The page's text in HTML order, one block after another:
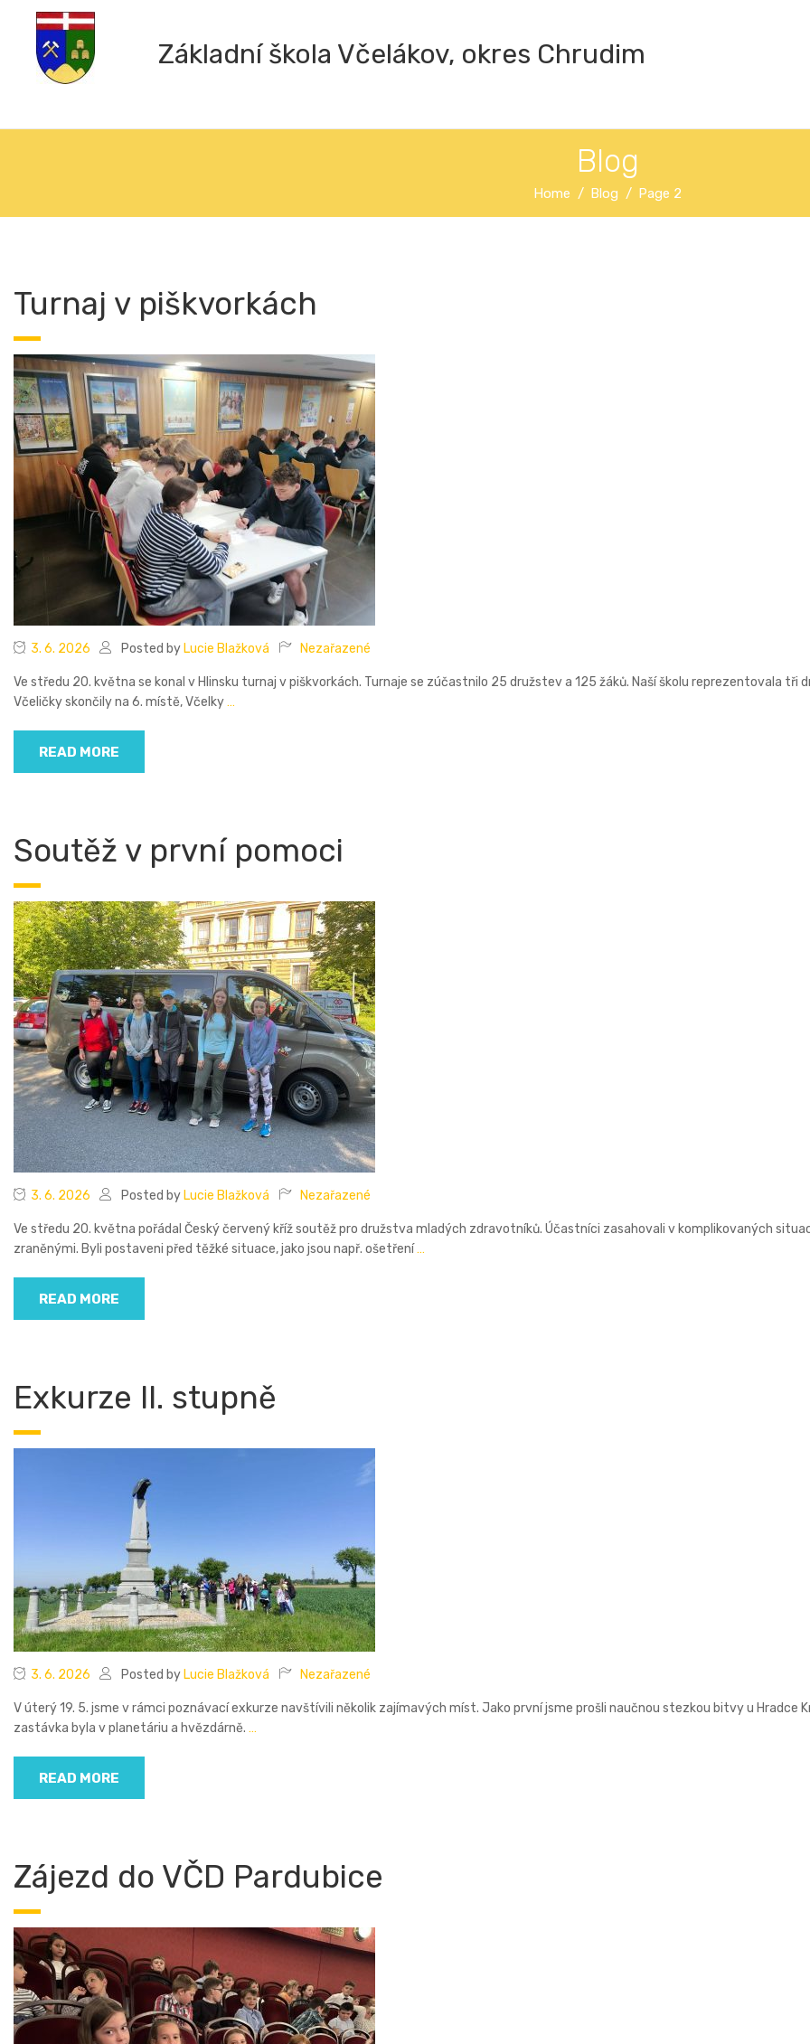
Základní škola Včelákov, okres Chrudim
Blog
Home Blog Page 2
Turnaj v piškvorkách
3. 6. 2026 Posted by Lucie Blažková Nezařazené
Ve středu 20. května se konal v Hlinsku turnaj v piškvorkách. Turnaje se zúčastnilo 25 družstev a 125 žáků. Naší školu reprezentovala tři
Včeličky skončily na 6. místě, Včelky…
READ MORE
Soutěž v první pomoci
3. 6. 2026 Posted by Lucie Blažková Nezařazené
Ve středu 20. května pořádal Český červený kříž soutěž pro družstva mladých zdravotníků. Účastníci zasahovali v komplikovaných
zraněnými. Byli postaveni před těžké situace, jako jsou např. ošetření…
READ MORE
Exkurze II. stupně
3. 6. 2026 Posted by Lucie Blažková Nezařazené
V úterý 19. 5. jsme v rámci poznávací exkurze navštívili několik zajímavých míst. Jako první jsme prošli naučnou stezkou bitvy u Hradce
zastávka byla v planetáriu a hvězdárně. …
READ MORE
Zájezd do VČD Pardubice